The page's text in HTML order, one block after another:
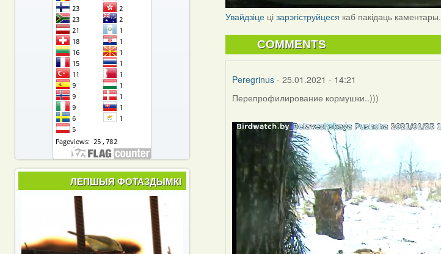
Увайдзіце цізарэгіструйцеся каб пакідаць каментары.
COMMENTS
Peregrinus - 25.01.2021 - 14:21
Перепрофилирование кормушки..)))
ЛЕПШЫЯ ФОТАЗДЫМКІ